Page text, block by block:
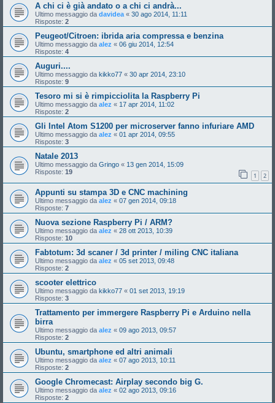
A chi ci è già andato o a chi ci andrà...
Ultimo messaggio da davidea « 30 ago 2014, 11:11
Risposte: 2
Peugeot/Citroen: ibrida aria compressa e benzina
Ultimo messaggio da alez « 06 giu 2014, 12:54
Risposte: 4
Auguri....
Ultimo messaggio da kikko77 « 30 apr 2014, 23:10
Risposte: 9
Tesoro mi si è rimpicciolita la Raspberry Pi
Ultimo messaggio da alez « 17 apr 2014, 11:02
Risposte: 2
Gli Intel Atom S1200 per microserver fanno infuriare AMD
Ultimo messaggio da alez « 01 apr 2014, 09:55
Risposte: 3
Natale 2013
Ultimo messaggio da Gringo « 13 gen 2014, 15:09
Risposte: 19 1 2
Appunti su stampa 3D e CNC machining
Ultimo messaggio da alez « 07 gen 2014, 09:18
Risposte: 7
Nuova sezione Raspberry Pi / ARM?
Ultimo messaggio da alez « 28 ott 2013, 10:39
Risposte: 10
Fabtotum: 3d scaner / 3d printer / miling CNC italiana
Ultimo messaggio da alez « 05 set 2013, 09:48
Risposte: 2
scooter elettrico
Ultimo messaggio da kikko77 « 01 set 2013, 19:19
Risposte: 3
Trattamento per immergere Raspberry Pi e Arduino nella
birra
Ultimo messaggio da alez « 09 ago 2013, 09:57
Risposte: 2
Ubuntu, smartphone ed altri animali
Ultimo messaggio da alez « 07 ago 2013, 10:11
Risposte: 2
Google Chromecast: Airplay secondo big G.
Ultimo messaggio da alez « 02 ago 2013, 09:16
Risposte: 2